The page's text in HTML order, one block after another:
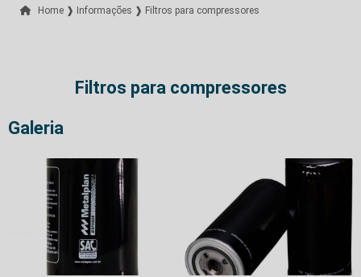
Home ❱ Informações ❱ Filtros para compressores
Filtros para compressores
Galeria